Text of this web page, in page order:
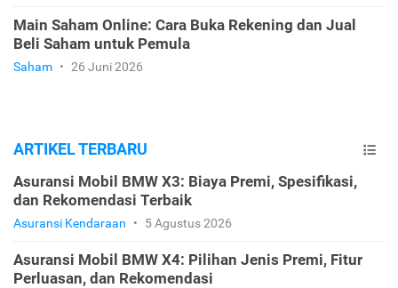
Main Saham Online: Cara Buka Rekening dan Jual
Beli Saham untuk Pemula
Saham • 26 Juni 2026
ARTIKEL TERBARU
Asuransi Mobil BMW X3: Biaya Premi, Spesifikasi,
dan Rekomendasi Terbaik
Asuransi Kendaraan • 5 Agustus 2026
Asuransi Mobil BMW X4: Pilihan Jenis Premi, Fitur
Perluasan, dan Rekomendasi